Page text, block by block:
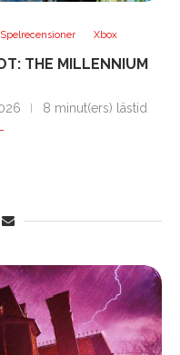
Spelrecensioner Xbox
THE MILLENNIUM
8 minut(ers) lästid